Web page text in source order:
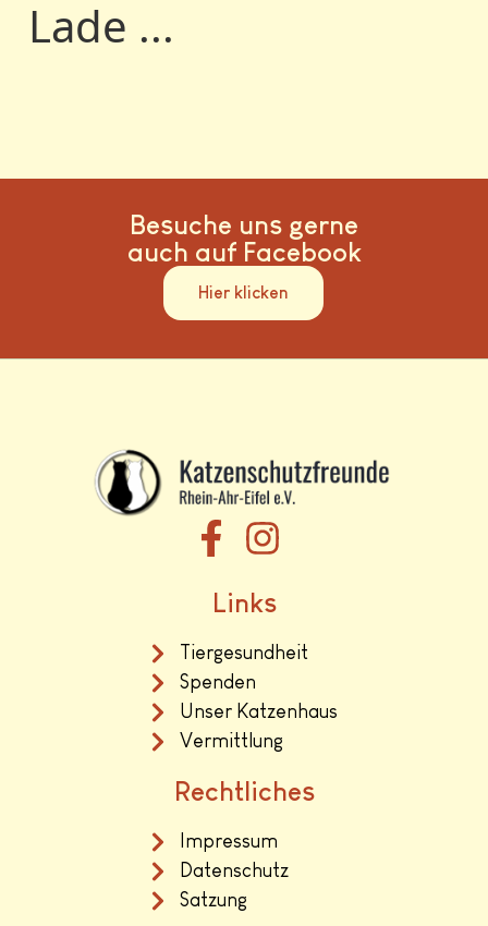
Lade ...
Besuche uns gerne
auch auf Facebook
Hier klicken
Links
Tiergesundheit
Spenden
Unser Katzenhaus
Vermittlung
Rechtliches
Impressum
Datenschutz
Satzung